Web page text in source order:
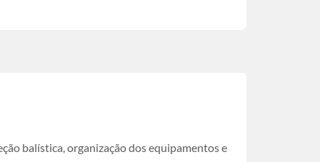
balística, organização dos equipamentos e